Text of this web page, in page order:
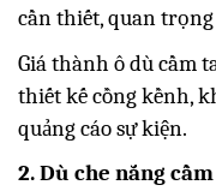
cần thiết, quan
Giá thành ô dù cầm
thiết kế cồng kềnh,
quảng cáo sự kiện.
2. Dù che nắng